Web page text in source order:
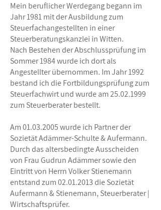
Mein beruflicher Werdegang begann im
Jahr 1981 mit der Ausbildung zum
Steuerfachangestellten in einer
Steuerberatungskanzlei in Witten.
Nach Bestehen der Abschlussprüfung im
Sommer 1984 wurde ich dort als
Angestellter übernommen. Im Jahr 1992
bestand ich die Fortbildungsprüfung zum
Steuerfachwirt und wurde am 25.02.1999
zum Steuerberater bestellt.
Am01.03.2005wurde ich Partner der
Sozietät Adämmer-Schulte & Aufermann.
Durch das altersbedingte Ausscheiden
von Frau Gudrun Adämmer sowie den
Eintritt von Herrn Volker Stienemann
entstand zum 02.01.2013 die Sozietät
Aufermann & Stienemann, Steuerberater |
Wirtschaftsprüfer.